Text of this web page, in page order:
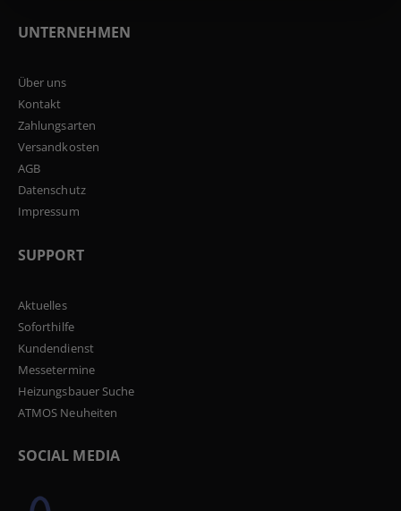
UNTERNEHMEN
Über uns
Kontakt
Zahlungsarten
Versandkosten
AGB
Datenschutz
Impressum
SUPPORT
Aktuelles
Soforthilfe
Kundendienst
Messetermine
Heizungsbauer Suche
ATMOS Neuheiten
SOCIAL MEDIA